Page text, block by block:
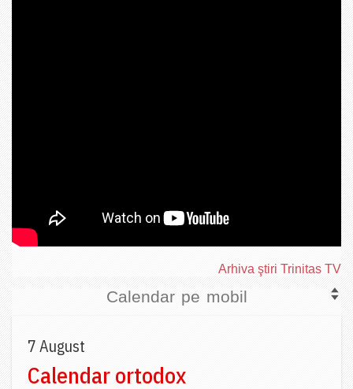
Arhiva ştiri Trinitas TV
Calendar pe mobil
7 August
Calendar ortodox